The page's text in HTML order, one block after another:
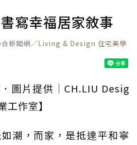
寫幸福居家敘事
新聞網／Living & Design 住宅美學
．圖片提供｜CH.LIU Desig
工作室】
潮，而家，是抵達平和寧